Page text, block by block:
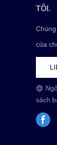
TÔI.
của
sách